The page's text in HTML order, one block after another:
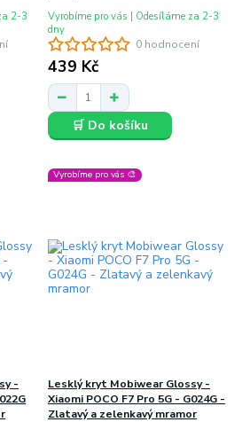
2-3
0 hodnocení
439 Kč
Vyrobíme pro vás | Odesíláme za 2-3
dny
🛒 Do košíku
-
Vyrobíme pro vás 🎨
Lesklý kryt Mobiwear Glossy -
Xiaomi POCO F7 Pro 5G - G024G -
Zlatavý a zelenkavý mramor